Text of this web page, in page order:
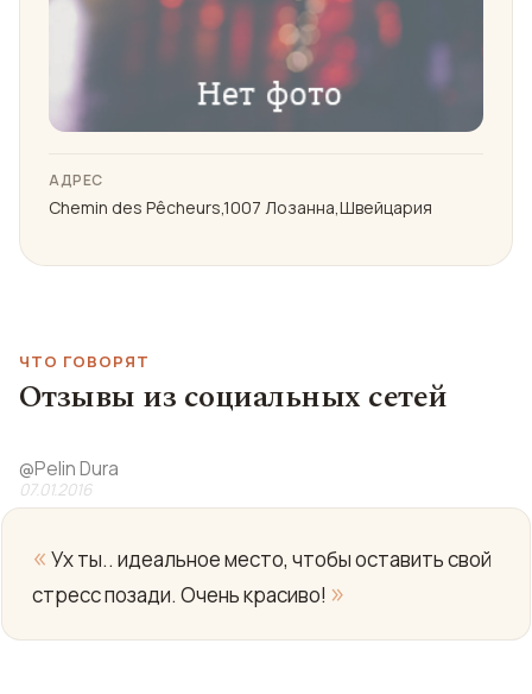
АДРЕС
Chemin des Pêcheurs,1007 Лозанна,Швейцария
ЧТО ГОВОРЯТ
Отзывы из социальных сетей
@Pelin Dura
07.01.2016
« Ух ты.. идеальное место, чтобы оставить свой
стресс позади. Очень красиво! »